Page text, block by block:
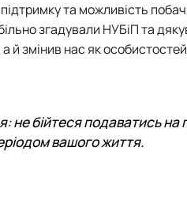
та можливість
згадували НУБіП та
й змінив нас як
не бійтеся подаватись
вашого життя.